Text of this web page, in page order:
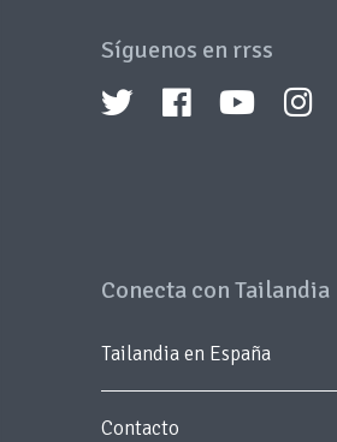
Síguenos en rrss
Conecta con Tailandia
Tailandia en España
Contacto